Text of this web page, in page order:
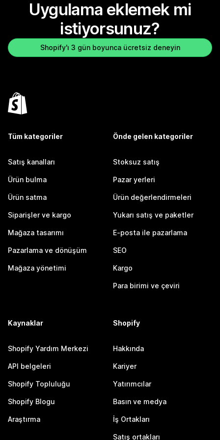
Uygulama eklemek mi
istiyorsunuz?
Shopify'ı 3 gün boyunca ücretsiz deneyin
Tüm kategoriler
Satış kanalları
Ürün bulma
Ürün satma
Siparişler ve kargo
Mağaza tasarımı
Pazarlama ve dönüşüm
Mağaza yönetimi
Önde gelen kategoriler
Stoksuz satış
Pazar yerleri
Ürün değerlendirmeleri
Yukarı satış ve paketler
E-posta ile pazarlama
SEO
Kargo
Para birimi ve çeviri
Kaynaklar
Shopify Yardım Merkezi
API belgeleri
Shopify Topluluğu
Shopify Blogu
Araştırma
Shopify
Hakkında
Kariyer
Yatırımcılar
Basın ve medya
İş Ortakları
Satış ortakları